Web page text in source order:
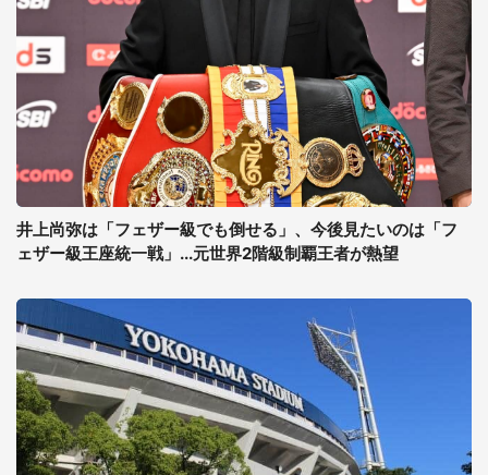
井上尚弥は「フェザー級でも倒せる」、今後見たいのは「フ
ェザー級王座統一戦」...元世界2階級制覇王者が熱望